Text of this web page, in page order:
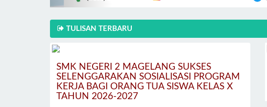
TULISAN TERBARU
SMK NEGERI 2 MAGELANG SUKSES
SELENGGARAKAN SOSIALISASI PROGRAM
KERJA BAGI ORANG TUA SISWA KELAS X
TAHUN 2026-2027